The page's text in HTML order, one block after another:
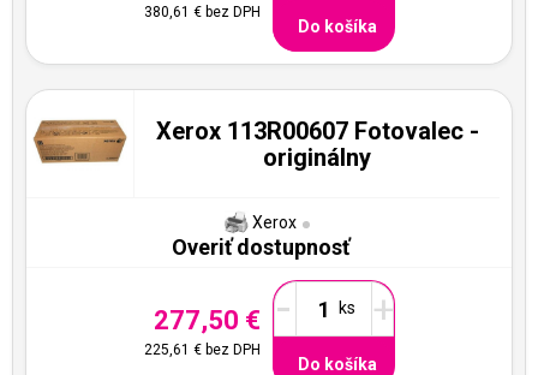
380,61 €bez DPH
Do košíka
Xerox 113R00607 Fotovalec -
originálny
Xerox
Overiť dostupnosť
277,50 €
225,61 €bez DPH
- +
Do košíka